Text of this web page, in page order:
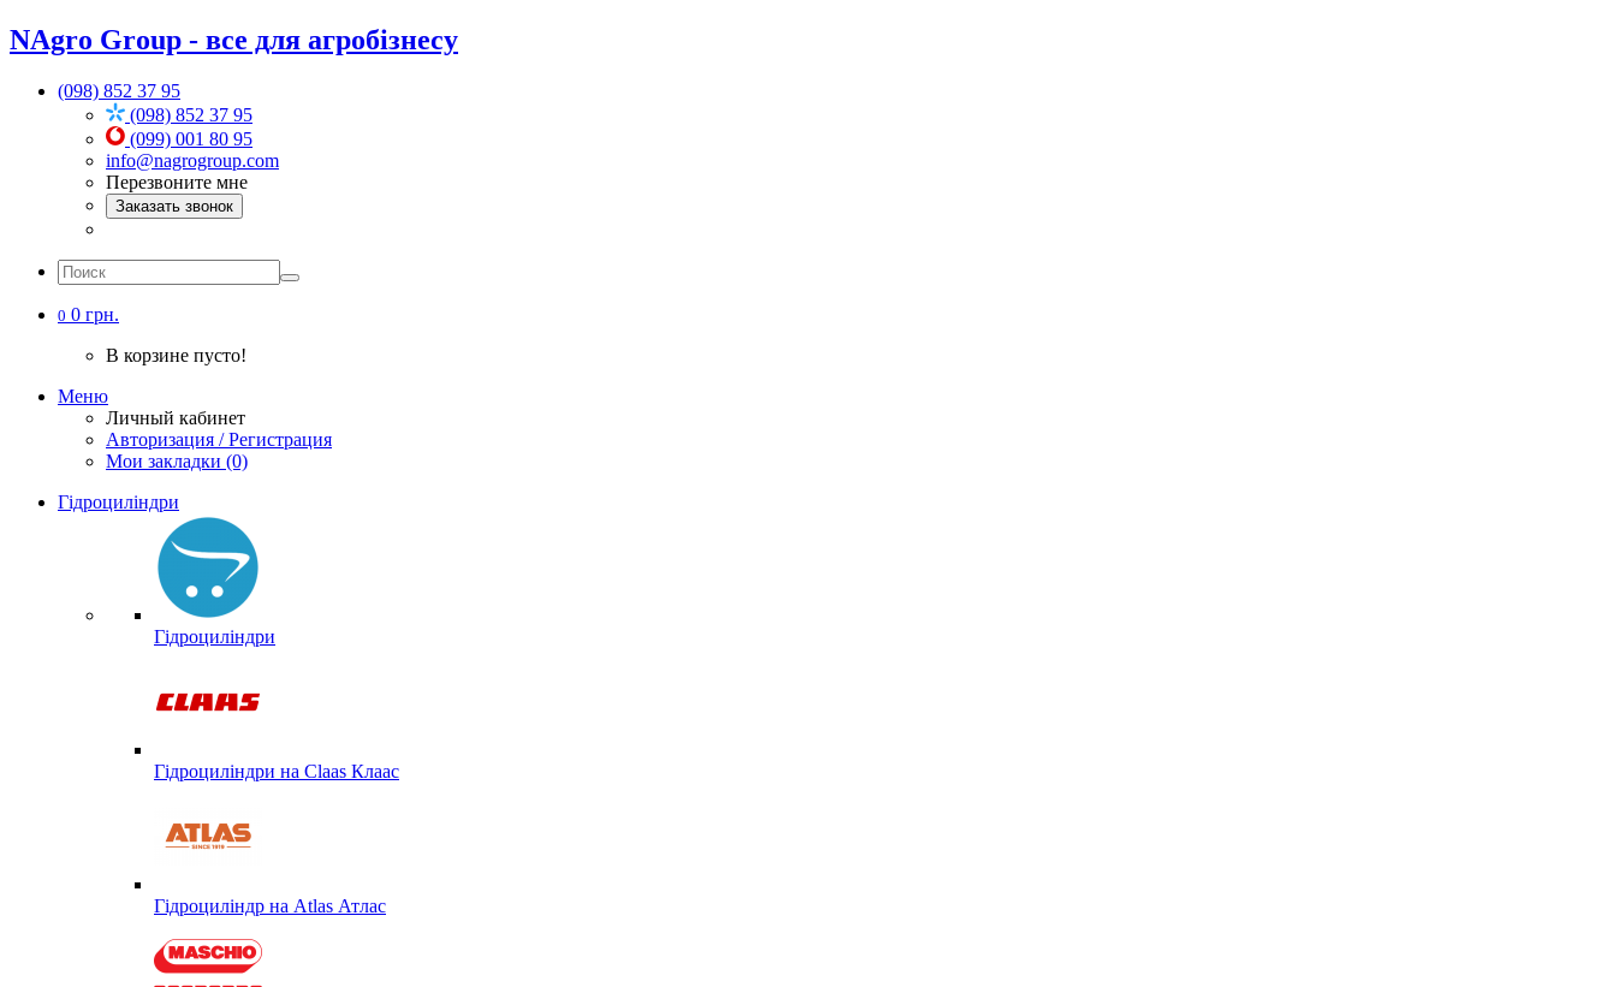
NAgro Group - все для агробізнесу
(098) 852 37 95
(098) 852 37 95
(099) 001 80 95
info@nagrogroup.com
Перезвоните мне
Заказать звонок
0 0 грн.
В корзине пусто!
Меню
Личный кабинет
Авторизация / Регистрация
Мои закладки (0)
Гідроциліндри
Гідроциліндри
Гідроциліндри на Claas Клаас
Гідроциліндр на Atlas Атлас